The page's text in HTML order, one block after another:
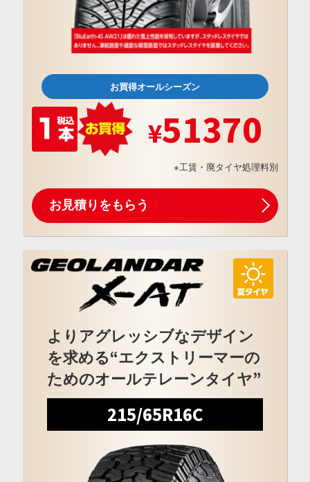
お買得オールシーズン
51370
※工賃・廃タイヤ処理料別
お見積りをもらう
よりアグレッシブなデザイン
を求める“エクストリーマーの
ためのオールテレーンタイヤ”
215/65R16C